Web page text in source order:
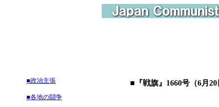
■政治主張
■各地の闘争
■『戦旗』1660号（6月